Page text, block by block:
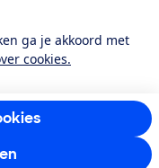
ga je akkoord met
cookies.
YoutubeLinkedIn
met gemiddeld